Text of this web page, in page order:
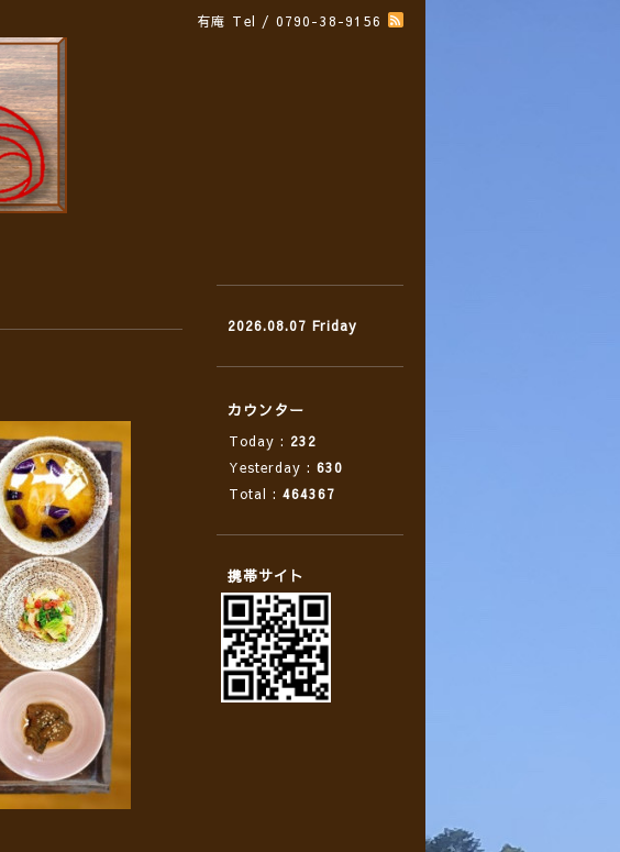
有庵 Tel / 0790-38-9156
2026.08.07 Friday
カウンター
Today : 232
Yesterday : 630
Total : 464367
携帯サイト